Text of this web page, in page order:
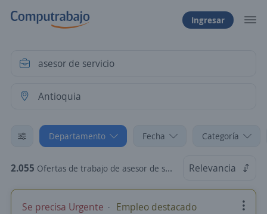
Ingresar
Departamento Fecha Categoría
2.055 Ofertas de trabajo de asesor de servicio en Antioquia Relevancia
Se precisa Urgente Empleo destacado